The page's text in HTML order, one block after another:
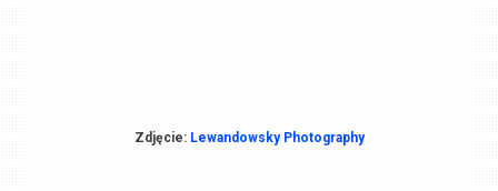
Zdjęcie: Lewandowsky Photography